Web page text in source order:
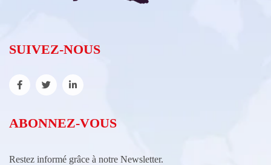
SUIVEZ-NOUS
ABONNEZ-VOUS
Restez informé grâce à notre Newsletter.